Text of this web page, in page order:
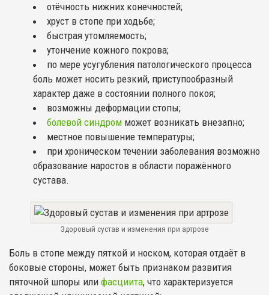
отёчность нижних конечностей;
хруст в стопе при ходьбе;
быстрая утомляемость;
утончение кожного покрова;
по мере усугубления патологического процесса
боль может носить резкий, приступообразный
характер даже в состоянии полного покоя;
возможны деформации стопы;
болевой синдром может возникать внезапно;
местное повышение температуры;
при хроническом течении заболевания возможно
образование наростов в области поражённого
сустава.
Здоровый сустав и изменения при артрозе
Боль в стопе между пяткой и носком, которая отдаёт в
боковые стороны, может быть признаком развития
пяточной шпоры или фасциита, что характеризуется